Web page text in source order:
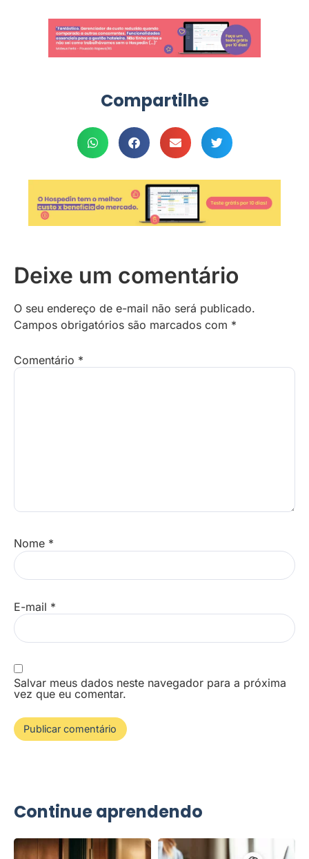
Compartilhe
Deixe um comentário
O seu endereço de e-mail não será publicado.
Campos obrigatórios são marcados com *
Comentário *
Nome *
E-mail *
Salvar meus dados neste navegador para a próxima
vez que eu comentar.
Continue aprendendo